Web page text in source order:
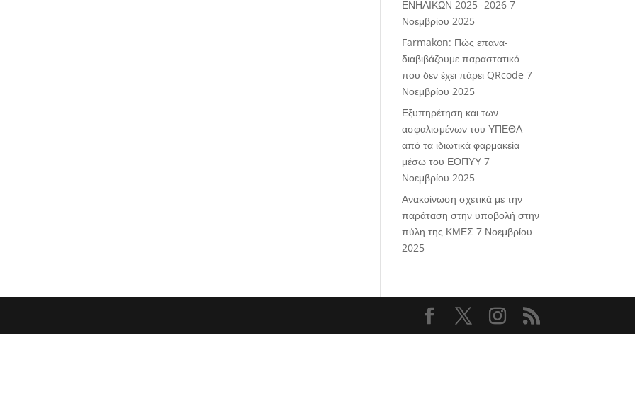
ΕΝΗΛΙΚΩΝ 2025 -2026 7
Νοεμβρίου 2025
Farmakon: Πώς επανα-
διαβιβάζουμε παραστατικό
που δεν έχει πάρει QRcode 7
Νοεμβρίου 2025
Εξυπηρέτηση και των
ασφαλισμένων του ΥΠΕΘΑ
από τα ιδιωτικά φαρμακεία
μέσω του ΕΟΠΥΥ 7
Νοεμβρίου 2025
Ανακοίνωση σχετικά με την
παράταση στην υποβολή στην
πύλη της ΚΜΕΣ 7 Νοεμβρίου
2025